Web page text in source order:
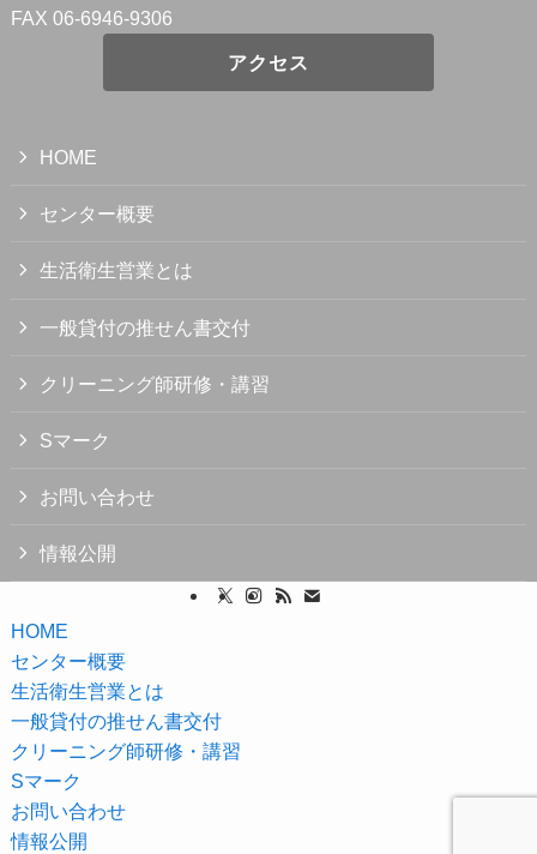
FAX 06-6946-9306
アクセス
HOME
センター概要
生活衛生営業とは
一般貸付の推せん書交付
クリーニング師研修・講習
Sマーク
お問い合わせ
情報公開
HOME
センター概要
生活衛生営業とは
一般貸付の推せん書交付
クリーニング師研修・講習
Sマーク
お問い合わせ
情報公開